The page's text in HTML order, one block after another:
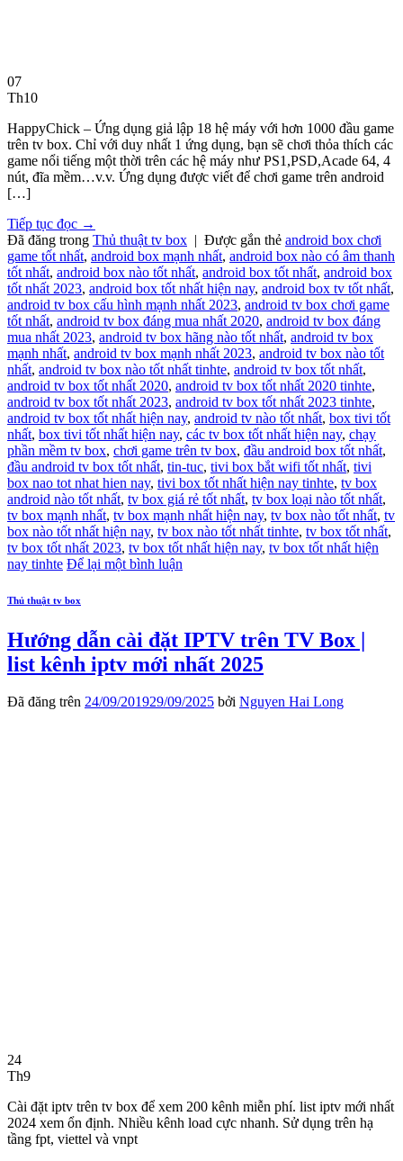
07
Th10
HappyChick – Ứng dụng giả lập 18 hệ máy với hơn 1000 đầu game
trên tv box. Chỉ với duy nhất 1 ứng dụng, bạn sẽ chơi thỏa thích các
game nổi tiếng một thời trên các hệ máy như PS1,PSD,Acade 64, 4
nút, đĩa mềm…v.v. Ứng dụng được viết để chơi game trên android
[…]
Tiếp tục đọc →
Đã đăng trong Thủ thuật tv box | Được gắn thẻ android box chơi
game tốt nhất, android box mạnh nhất, android box nào có âm thanh
tốt nhất, android box nào tốt nhất, android box tốt nhất, android box
tốt nhất 2023, android box tốt nhất hiện nay, android box tv tốt nhất,
android tv box cấu hình mạnh nhất 2023, android tv box chơi game
tốt nhất, android tv box đáng mua nhất 2020, android tv box đáng
mua nhất 2023, android tv box hãng nào tốt nhất, android tv box
mạnh nhất, android tv box mạnh nhất 2023, android tv box nào tốt
nhất, android tv box nào tốt nhất tinhte, android tv box tốt nhất,
android tv box tốt nhất 2020, android tv box tốt nhất 2020 tinhte,
android tv box tốt nhất 2023, android tv box tốt nhất 2023 tinhte,
android tv box tốt nhất hiện nay, android tv nào tốt nhất, box tivi tốt
nhất, box tivi tốt nhất hiện nay, các tv box tốt nhất hiện nay, chạy
phần mềm tv box, chơi game trên tv box, đầu android box tốt nhất,
đầu android tv box tốt nhất, tin-tuc, tivi box bắt wifi tốt nhất, tivi
box nao tot nhat hien nay, tivi box tốt nhất hiện nay tinhte, tv box
android nào tốt nhất, tv box giá rẻ tốt nhất, tv box loại nào tốt nhất,
tv box mạnh nhất, tv box mạnh nhất hiện nay, tv box nào tốt nhất, tv
box nào tốt nhất hiện nay, tv box nào tốt nhất tinhte, tv box tốt nhất,
tv box tốt nhất 2023, tv box tốt nhất hiện nay, tv box tốt nhất hiện
nay tinhte Để lại một bình luận
Thủ thuật tv box
Hướng dẫn cài đặt IPTV trên TV Box |
list kênh iptv mới nhất 2025
Đã đăng trên 24/09/201929/09/2025 bởi Nguyen Hai Long
24
Th9
Cài đặt iptv trên tv box để xem 200 kênh miễn phí. list iptv mới nhất
2024 xem ổn định. Nhiều kênh load cực nhanh. Sử dụng trên hạ
tầng fpt, viettel và vnpt